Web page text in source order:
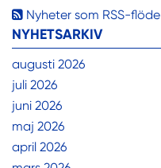
Nyheter som RSS-flöde
NYHETSARKIV
augusti 2026
juli 2026
juni 2026
maj 2026
april 2026